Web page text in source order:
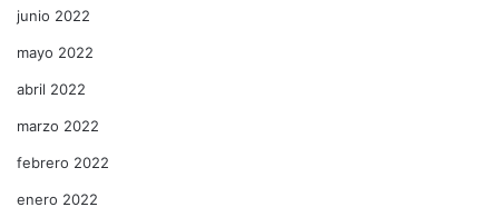
junio 2022
mayo 2022
abril 2022
marzo 2022
febrero 2022
enero 2022